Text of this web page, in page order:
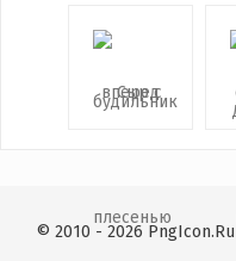
© 2010 - 2026 PngIcon.Ru